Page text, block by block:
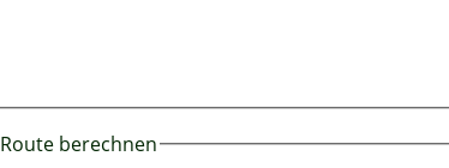
Route berechnen